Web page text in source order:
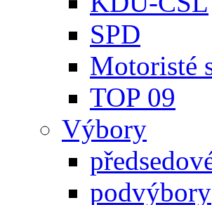
SPD
Motoristé
TOP 09
Výbory
podvýbory